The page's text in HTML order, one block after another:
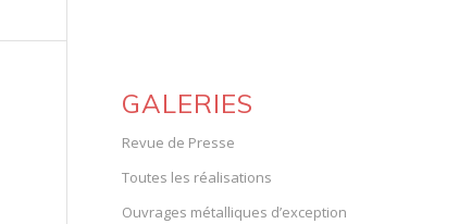
GALERIES
Revue de Presse
Toutes les réalisations
Ouvrages métalliques d’exception